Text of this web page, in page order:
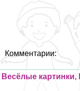
Комментарии:
Весёлые